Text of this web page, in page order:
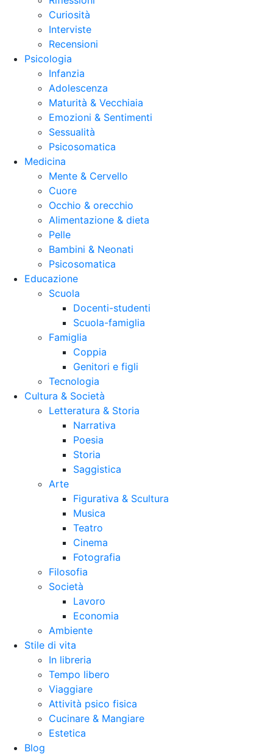
Curiosità
Interviste
Recensioni
Psicologia
Infanzia
Adolescenza
Maturità & Vecchiaia
Emozioni & Sentimenti
Sessualità
Psicosomatica
Medicina
Mente & Cervello
Cuore
Occhio & orecchio
Alimentazione & dieta
Pelle
Bambini & Neonati
Psicosomatica
Educazione
Scuola
Docenti-studenti
Scuola-famiglia
Famiglia
Coppia
Genitori e figli
Tecnologia
Cultura & Società
Letteratura & Storia
Narrativa
Poesia
Storia
Saggistica
Arte
Figurativa & Scultura
Musica
Teatro
Cinema
Fotografia
Filosofia
Società
Lavoro
Economia
Ambiente
Stile di vita
In libreria
Tempo libero
Viaggiare
Attività psico fisica
Cucinare & Mangiare
Estetica
Blog